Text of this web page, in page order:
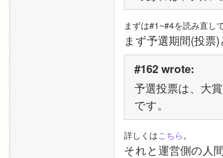
まずは#1~#4を読み直し
まず予選期間(投
#162 wrote:
予選投票は、大
です。
詳しくはこちら。
それと運営側の人